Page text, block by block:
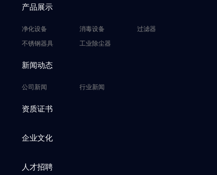
产品展示
净化设备 消毒设备
过滤器
不锈钢器具
工业除尘器
新闻动态
公司新闻 行业新闻
资质证书
企业文化
人才招聘